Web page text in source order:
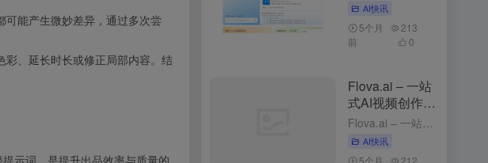
可能产生微妙差异，通过多次尝
彩、延长时长或修正局部内容。结
AI快讯
5个月
前
213
0
Flova.ai – 一站
式AI视频创作平
台，对话式创作Flova.ai – 一站式AI视频创作平台，对话式创作 5个月前发布 Flova.ai是什么 Flova.ai 是创新的 ，通过自然对话的方式，将用户的创意转化为完整的视频作品。用户只需输入一个核心...
AI快讯
5个月
212